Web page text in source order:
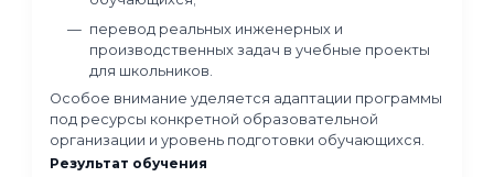
По итогам программы участники формируют
структурированную образовательную
инженерного кружка по микроэлектронике,
рассчитанную на учебный год, с понятной
занятий, примерами заданий и
адаптации под условия конкретной
образовательной организации.